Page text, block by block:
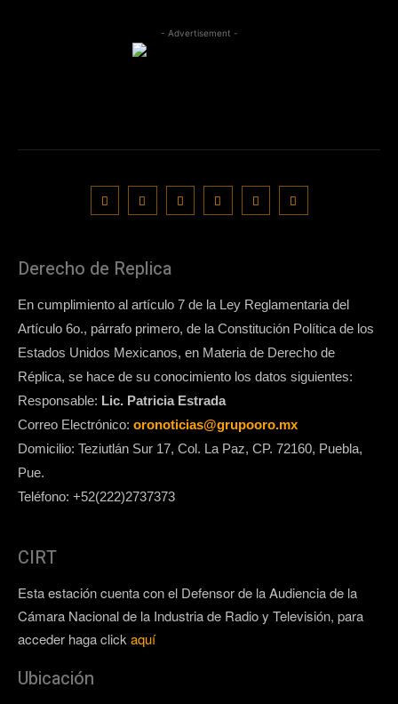
- Advertisement -
Derecho de Replica
En cumplimiento al artículo 7 de la Ley Reglamentaria del
Artículo 6o., párrafo primero, de la Constitución Política de los
Estados Unidos Mexicanos, en Materia de Derecho de
Réplica, se hace de su conocimiento los datos siguientes:
Responsable: Lic. Patricia Estrada
Correo Electrónico: oronoticias@grupooro.mx
Domicilio: Teziutlán Sur 17, Col. La Paz, CP. 72160, Puebla,
Pue.
Teléfono: +52(222)2737373
CIRT
Esta estación cuenta con el Defensor de la Audiencia de la
Cámara Nacional de la Industria de Radio y Televisión, para
acceder haga click aquí
Ubicación